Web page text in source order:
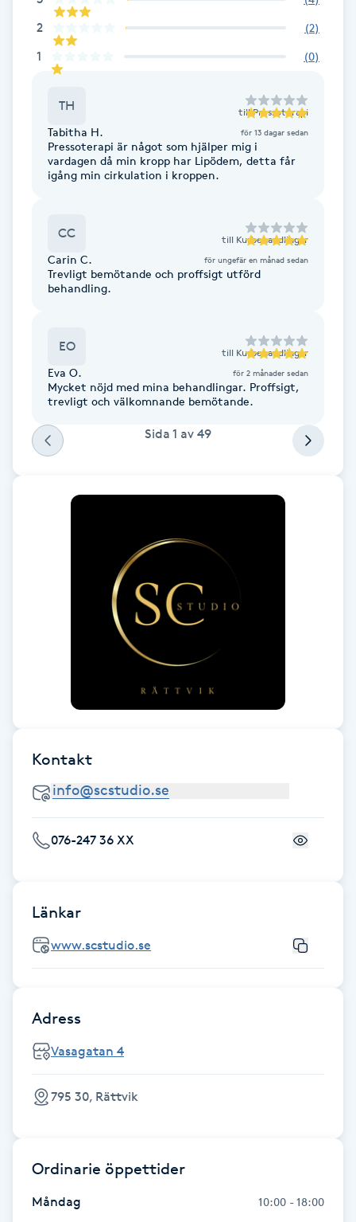
Fransk manikyr
Fransrengöring
Frekvensterapi
Friskvård
Funktionsanalys
Föning
Gel naglar
Gelenaglar
Gellack med förstärkning
Gruppträning
Herrklippning
HIFU
Hot Stone Massage
Hudföryngring
Huduppstramning
2 (2)
1 (0)
TH till Pressoterapi
Tabitha H. för 13 dagar sedan
Pressoterapi är något som hjälper mig i
vardagen då min kropp har Lipödem, detta får
igång min cirkulation i kroppen.
CC till Kurbehandlingar
Carin C. för ungefär en månad sedan
Trevligt bemötande och proffsigt utförd
behandling.
EO till Kurbehandlingar
Eva O. för 2 månader sedan
Mycket nöjd med mina behandlingar. Proffsigt,
trevligt och välkomnande bemötande.
Sida 1 av 49
Kontakt
076-247 36 XX
Länkar
www.scstudio.se
Adress
Vasagatan 4
795 30, Rättvik
Ordinarie öppettider
Måndag 10:00 - 18:00